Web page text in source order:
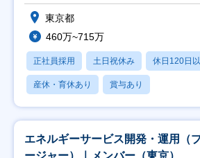
東京都
460万~715万
正社員採用 土日祝休み 休日120日
産休・育休あり 賞与あり
エネルギーサービス開発・運用（
ージャー）｜メンバー（東京）